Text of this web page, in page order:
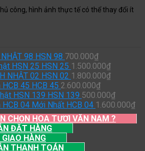
công, hình ảnh thực tế có thể thay đổi ít
HSN 98 700.000₫
HSN 25 1.500.000₫
HSN 02 1.800.000₫
HCB 45 2.600.000₫
HSN 139 500.000₫
HCB 04 1.600.000₫
CHỌN HOA TƯƠI VĂN NAM ?
ĐẶT HÀNG
HÀNG
THANH TOÁN